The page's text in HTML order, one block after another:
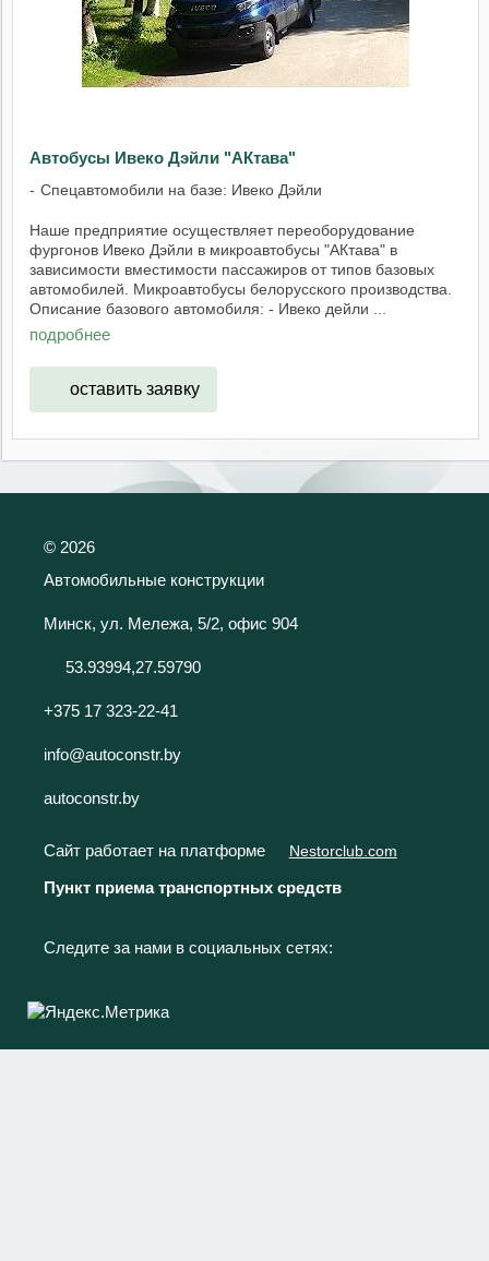
Автобусы Ивеко Дэйли "АКтава"
Спецавтомобили на базе: Ивеко Дэйли
Наше предприятие осуществляет переоборудование
фургонов Ивеко Дэйли в микроавтобусы "АКтава" в
зависимости вместимости пассажиров от типов базовых
автомобилей. Микроавтобусы белорусского производства.
Описание базового автомобиля: - Ивеко дейли ...
подробнее
оставить заявку
© 2026
Автомобильные конструкции
Минск, ул. Мележа, 5/2, офис 904
53.93994,27.59790
+375 17 323-22-41
info@autoconstr.by
autoconstr.by
Сайт работает на платформе Nestorclub.com
Пункт приема транспортных средств
Следите за нами в социальных сетях: